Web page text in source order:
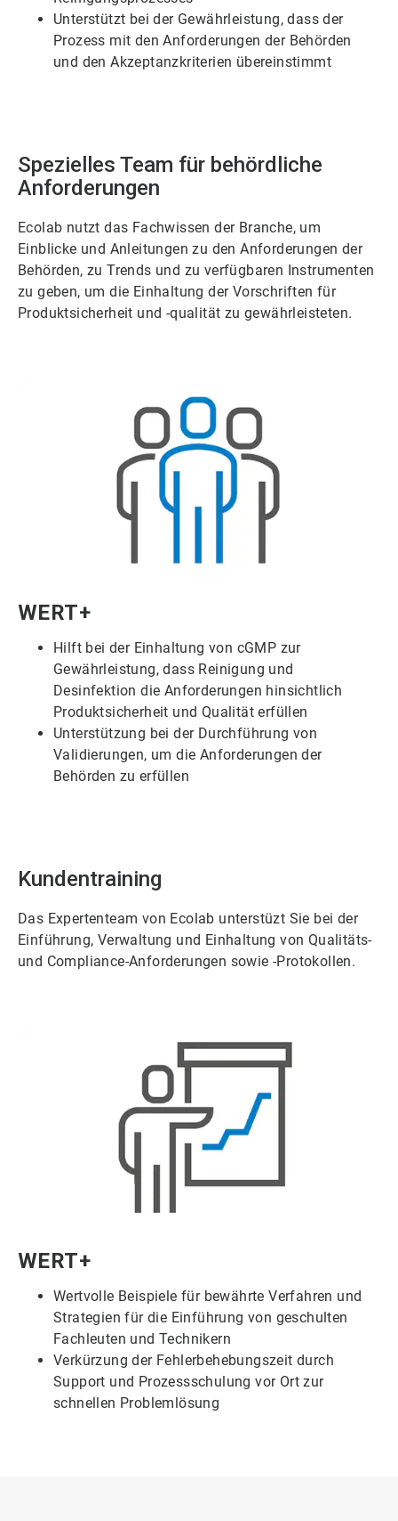
Unterstützt bei der Gewährleistung, dass der
Prozess mit den Anforderungen der Behörden
und den Akzeptanzkriterien übereinstimmt
ArticleTile
Spezielles Team für behördliche
Anforderungen
Ecolab nutzt das Fachwissen der Branche, um
Einblicke und Anleitungen zu den Anforderungen der
Behörden, zu Trends und zu verfügbaren Instrumenten
zu geben, um die Einhaltung der Vorschriften für
Produktsicherheit und -qualität zu gewährleisteten.
WERT+
Hilft bei der Einhaltung von cGMP zur
Gewährleistung, dass Reinigung und
Desinfektion die Anforderungen hinsichtlich
Produktsicherheit und Qualität erfüllen
Unterstützung bei der Durchführung von
Validierungen, um die Anforderungen der
Behörden zu erfüllen
ArticleTile
Kundentraining
Das Expertenteam von Ecolab unterstüzt Sie bei der
Einführung, Verwaltung und Einhaltung von Qualitäts-
und Compliance-Anforderungen sowie -Protokollen.
WERT+
Wertvolle Beispiele für bewährte Verfahren und
Strategien für die Einführung von geschulten
Fachleuten und Technikern
Verkürzung der Fehlerbehebungszeit durch
Support und Prozessschulung vor Ort zur
schnellen Problemlösung